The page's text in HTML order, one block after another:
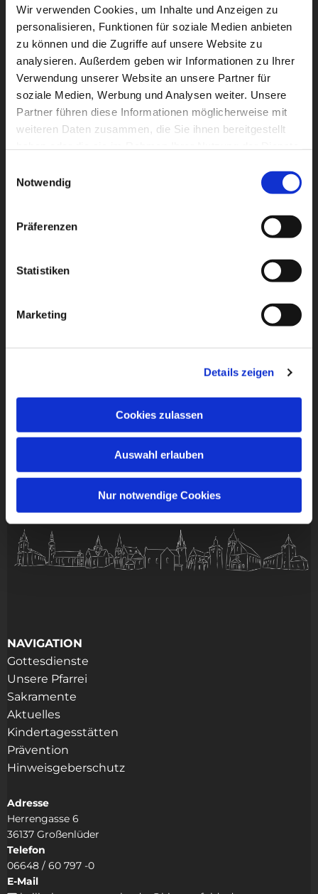
Wir verwenden Cookies, um Inhalte und Anzeigen zu
personalisieren, Funktionen für soziale Medien anbieten
zu können und die Zugriffe auf unsere Website zu
analysieren. Außerdem geben wir Informationen zu Ihrer
Verwendung unserer Website an unsere Partner für
soziale Medien, Werbung und Analysen weiter. Unsere
Partner führen diese Informationen möglicherweise mit
weiteren Daten zusammen, die Sie ihnen bereitgestellt
Notwendig
Präferenzen
Statistiken
Marketing
Details zeigen
Cookies zulassen
Auswahl erlauben
Nur notwendige Cookies
Dies könnte Sie auch
interessieren
NAVIGATION
Gottesdienste
Unsere Pfarrei
Sakramente
Aktuelles
Kindertagesstätten
Prävention
Hinweisgeberschutz
Adresse
Herrengasse 6
36137 Großenlüder
Telefon
06648 / 60 797 -0
E-Mail